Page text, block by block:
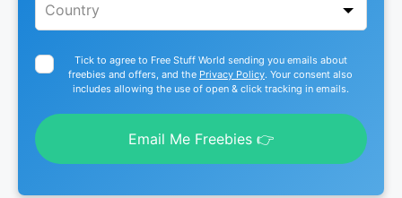
Tick to agree to Free Stuff World sending you emails about
freebies and offers, and the Privacy Policy. Your consent also
includes allowing the use of open & click tracking in emails.
Email Me Freebies 👉